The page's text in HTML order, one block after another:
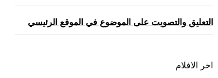
التعليق والتصويت على الموضوع في الموقع الرئيسي
اخر الافلام